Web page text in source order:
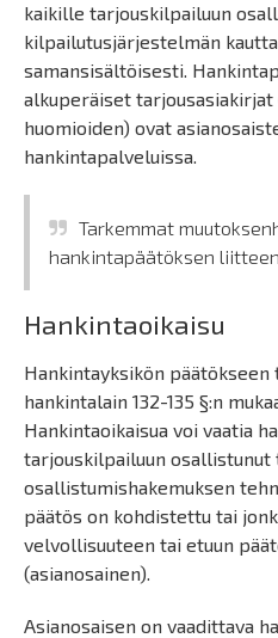
kaikille tarjouskilpailuun
kilpailutusjärjestelmän
samansisältöisesti.
alkuperäiset
huomioiden) ovat
hankintapalveluissa.
Tarkemmat
hankintapäätöksen
Hankintaoikaisu
Hankintayksikön
hankintalain 132-135 §:n
Hankintaoikaisua voi vaatia
tarjouskilpailuun osallistunut
osallistumishakemuksen
päätös on kohdistettu tai
velvollisuuteen tai etuun
(asianosainen).
Asianosaisen on vaadittava